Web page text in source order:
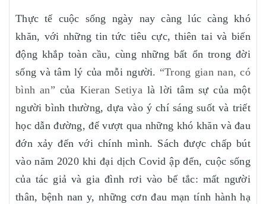
Thực tế cuộc sống ngày nay càng lúc càng khó
khăn, với những tin tức tiêu cực, thiên tai và biến
động khắp toàn cầu, cùng những bất ổn trong đời
sống và tâm lý của mỗi người. “Trong gian nan, có
bình an” của Kieran Setiyalà lời tâm sự của một
người bình thường, dựa vào ý chí sáng suốt và triết
học dẫn đường, để vượt qua những khó khăn và đau
đớn xảy đến với chính mình. Sách được chấp bút
vào năm 2020 khi đại dịch Covid ập đến, cuộc sống
của tác giả và gia đình rơi vào bế tắc: mất người
thân, bệnh nan y, những cơn đau mạn tính hành hạ